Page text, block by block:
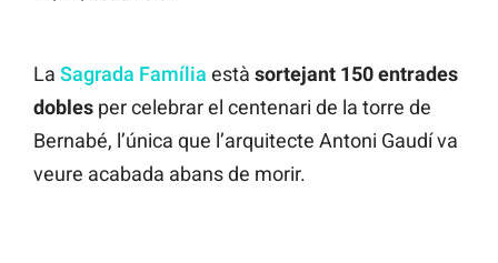
La Sagrada Família està sortejant 150 entrades
dobles per celebrar el centenari de la torre de
Bernabé, l’única que l’arquitecte Antoni Gaudí va
veure acabada abans de morir.